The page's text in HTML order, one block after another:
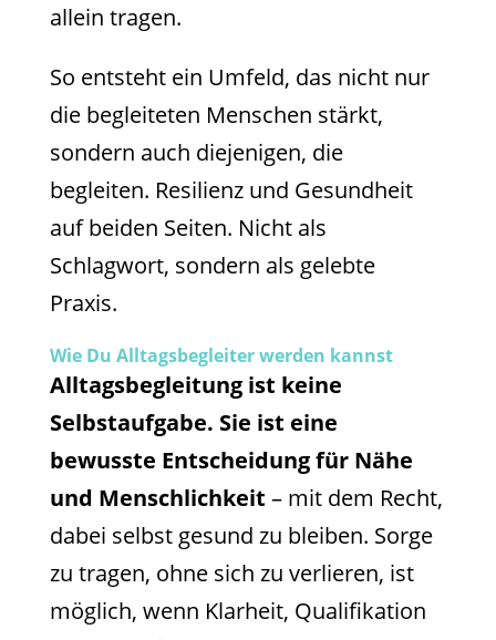
allein tragen.
So entsteht ein Umfeld, das nicht nur
die begleiteten Menschen stärkt,
sondern auch diejenigen, die
begleiten. Resilienz und Gesundheit
auf beiden Seiten. Nicht als
Schlagwort, sondern als gelebte
Praxis.
Wie Du Alltagsbegleiter werden kannst
Alltagsbegleitung ist keine
Selbstaufgabe. Sie ist eine
bewusste Entscheidung für Nähe
und Menschlichkeit – mit dem Recht,
dabei selbst gesund zu bleiben. Sorge
zu tragen, ohne sich zu verlieren, ist
möglich, wenn Klarheit, Qualifikation